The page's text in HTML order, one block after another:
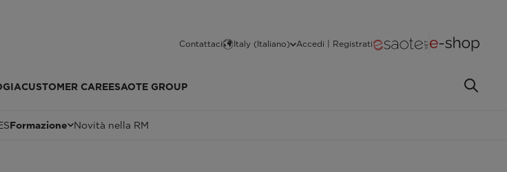
Contattaci Italy (Italiano) Accedi | Registrati
CUSTOMER CAREESAOTE GROUP
Formazione Novità nella RM